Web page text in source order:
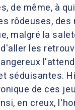
de même, à
rôdeuses,
malgré la
les
séduisantes.
de ces
en creux,